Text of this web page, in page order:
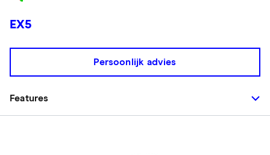
EX5
Features
Persoonlijk advies